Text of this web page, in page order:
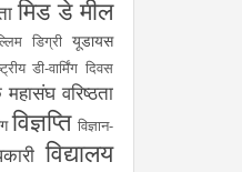
मिड डे मील
डिग्री यूडायस
डी-वार्मिंग दिवस
महासंघ वरिष्ठता
विज्ञप्ति विज्ञान-
विद्यालय